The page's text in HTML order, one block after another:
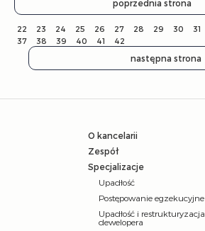
poprzednia strona
22 23 24 25 26 27 28 29 30 31
37
38 39 40 41 42
następna strona
O kancelarii
Zespół
Specjalizacje
Upadłość
Postępowanie egzekucyjne
Upadłość i restrukturyzacja
dewelopera